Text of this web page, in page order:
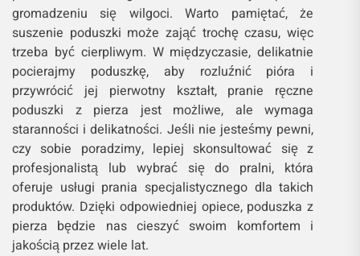
gromadzeniu się wilgoci. Warto pamiętać, że
suszenie poduszki może zająć trochę czasu, więc
trzeba być cierpliwym. W międzyczasie, delikatnie
pocierajmy poduszkę, aby rozluźnić pióra i
przywrócić jej pierwotny kształt, pranie ręczne
poduszki z pierza jest możliwe, ale wymaga
staranności i delikatności. Jeśli nie jesteśmy pewni,
czy sobie poradzimy, lepiej skonsultować się z
profesjonalistą lub wybrać się do pralni, która
oferuje usługi prania specjalistycznego dla takich
produktów. Dzięki odpowiedniej opiece, poduszka z
pierza będzie nas cieszyć swoim komfortem i
jakością przez wiele lat.